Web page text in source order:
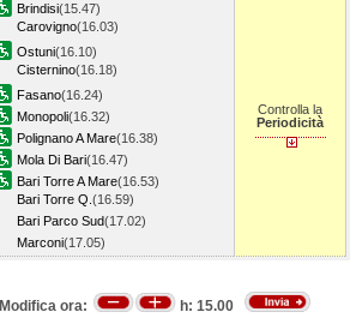
Brindisi(15.47)
Carovigno(16.03)
Ostuni(16.10)
Cisternino(16.18)
Fasano(16.24)
Monopoli(16.32)
Polignano A Mare(16.38)
Mola Di Bari(16.47)
Bari Torre A Mare(16.53)
Bari Torre Q. (16.59)
Bari Parco Sud(17.02)
Marconi(17.05)
Controlla la
Periodicità
Modifica ora: h: 15.00